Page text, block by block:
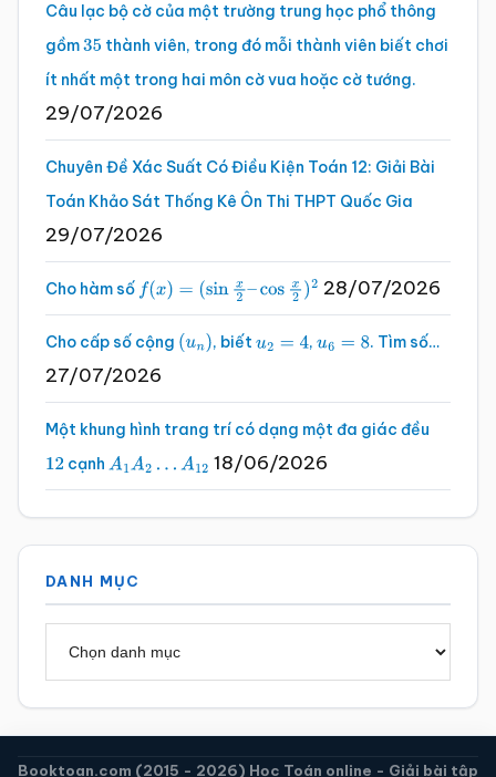
Câu lạc bộ cờ của một trường trung học phổ thông
gồm35 thành viên, trong đó mỗi thành viên biết chơi
ít nhất một trong hai môn cờ vua hoặc cờ tướng.
29/07/2026
Chuyên Đề Xác Suất Có Điều Kiện Toán 12: Giải Bài
Toán Khảo Sát Thống Kê Ôn Thi THPT Quốc Gia
29/07/2026
Cho hàm số f(x)=(sinx2 –cosx2 )2 28/07/2026
Cho cấp số cộng (un), biếtu2 =4 , u6 =8 . Tìm số…
27/07/2026
Một khung hình trang trí có dạng một đa giác đều
12 cạnh A1A2…A 12 18/06/2026
DANH MỤC
Booktoan.com (2015 - 2026) Học Toán online - Giải bài tập